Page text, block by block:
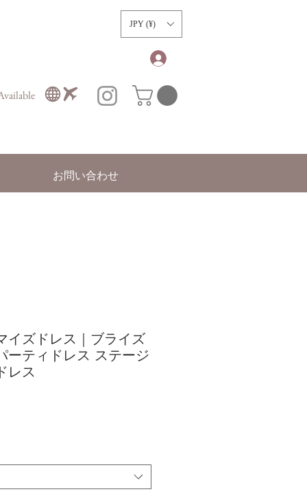
JPY (¥)
お問い合わせ
ズドレス｜ブライズ
ーティドレス ステージ
レス